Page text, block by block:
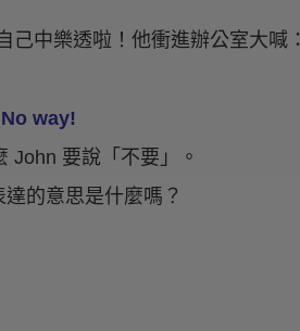
中樂透啦！他衝進辦公室大喊：
No way!
John 要說「不要」。
的意思是什麼嗎？